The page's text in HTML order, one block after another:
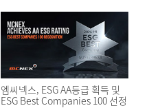
엠씨넥스, ESG AA등급 획득 및
ESG Best Companies 100 선정